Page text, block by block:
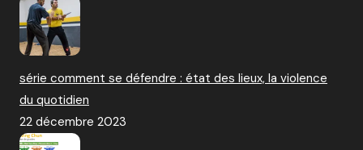
série comment se défendre : état des lieux, la violence
du quotidien
22 décembre 2023